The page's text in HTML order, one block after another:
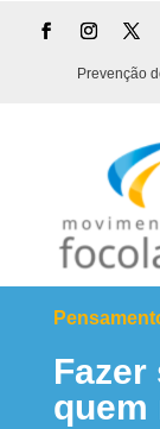
Prevenção
quem